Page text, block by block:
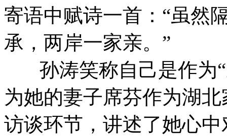
寄语中赋诗一首：“虽然
承，两岸一家亲。”
孙涛笑称自己是作为“
为她的妻子席芬作为湖
访谈环节，讲述了她心